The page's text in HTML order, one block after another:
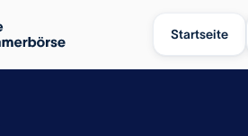
Startseite